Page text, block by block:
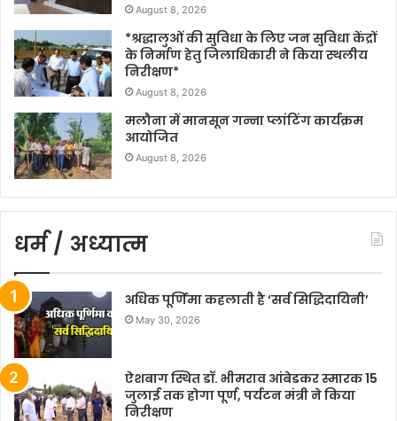
August 8, 2026
*श्रद्धालुओं की सुविधा के लिए जन सुविधा केंद्रों
के निर्माण हेतु जिलाधिकारी ने किया स्थलीय
निरीक्षण*
August 8, 2026
मलौना में मानसून गन्ना प्लांटिंग कार्यक्रम
आयोजित
August 8, 2026
धर्म / अध्यात्म
अधिक पूर्णिमा कहलाती है ‘सर्व सिद्धिदायिनी’
May 30, 2026
ऐशबाग स्थित डॉ. भीमराव आंबेडकर स्मारक 15
जुलाई तक होगा पूर्ण, पर्यटन मंत्री ने किया
निरीक्षण